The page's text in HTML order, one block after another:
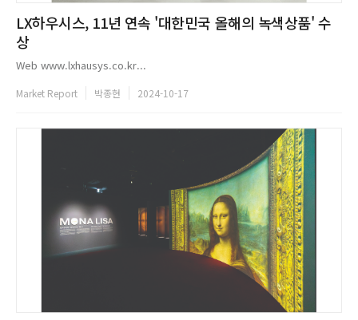
LX하우시스, 11년 연속 '대한민국 올해의 녹색상품' 수
상
Web www.lxhausys.co.kr...
Market Report 박종현 2024-10-17